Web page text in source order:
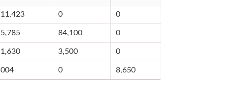
11,423 0 0
5,785 84,100 0
1,630 3,500 0
004 0 8,650